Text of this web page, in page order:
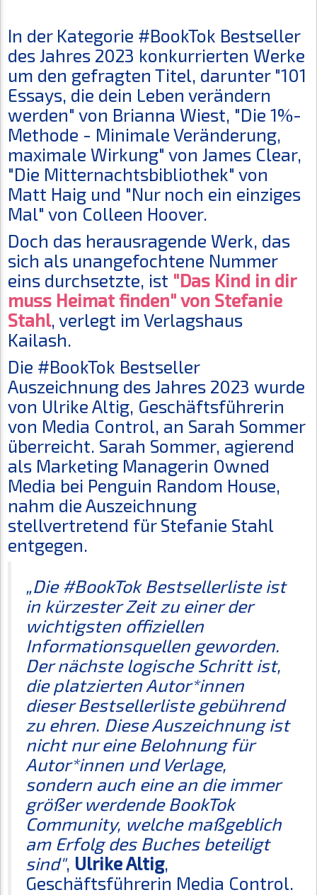
In der Kategorie #BookTok Bestseller
des Jahres 2023 konkurrierten Werke
um den gefragten Titel, darunter "101
Essays, die dein Leben verändern
werden" von Brianna Wiest, "Die 1%-
Methode - Minimale Veränderung,
maximale Wirkung" von James Clear,
"Die Mitternachtsbibliothek" von
Matt Haig und "Nur noch ein einziges
Mal" von Colleen Hoover.
Doch das herausragende Werk, das
sich als unangefochtene Nummer
eins durchsetzte, ist "Das Kind in dir
muss Heimat finden" von Stefanie
Stahl, verlegt im Verlagshaus
Kailash.
Die #BookTok Bestseller
Auszeichnung des Jahres 2023 wurde
von Ulrike Altig, Geschäftsführerin
von Media Control, an Sarah Sommer
überreicht. Sarah Sommer, agierend
als Marketing Managerin Owned
Media bei Penguin Random House,
nahm die Auszeichnung
stellvertretend für Stefanie Stahl
entgegen.
„Die #BookTok Bestsellerliste ist
in kürzester Zeit zu einer der
wichtigsten offiziellen
Informationsquellen geworden.
Der nächste logische Schritt ist,
die platzierten Autor*innen
dieser Bestsellerliste gebührend
zu ehren. Diese Auszeichnung ist
nicht nur eine Belohnung für
Autor*innen und Verlage,
sondern auch eine an die immer
größer werdende BookTok
Community, welche maßgeblich
am Erfolg des Buches beteiligt
sind", Ulrike Altig,
Geschäftsführerin Media Control.